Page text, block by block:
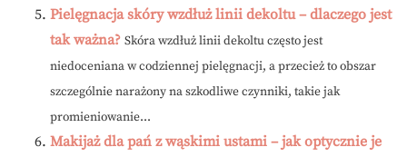
Pielęgnacja skóry wzdłuż linii dekoltu – dlaczego jest
tak ważna? Skóra wzdłuż linii dekoltu często jest
niedoceniana w codziennej pielęgnacji, a przecież to obszar
szczególnie narażony na szkodliwe czynniki, takie jak
promieniowanie...
Makijaż dla pań z wąskimi ustami – jak optycznie je